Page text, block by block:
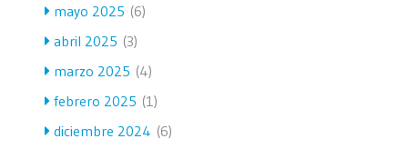
mayo 2025 (6)
abril 2025 (3)
marzo 2025 (4)
febrero 2025 (1)
diciembre 2024 (6)